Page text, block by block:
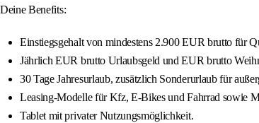
Deine Benefits:
Einstiegsgehalt von mindestens 2.900 EUR brutto für
Jährlich EUR brutto Urlaubsgeld und EUR brutto
30 Tage Jahresurlaub, zusätzlich Sonderurlaub für
Leasing-Modelle für Kfz, E-Bikes und Fahrrad sowie
Tablet mit privater Nutzungsmöglichkeit.